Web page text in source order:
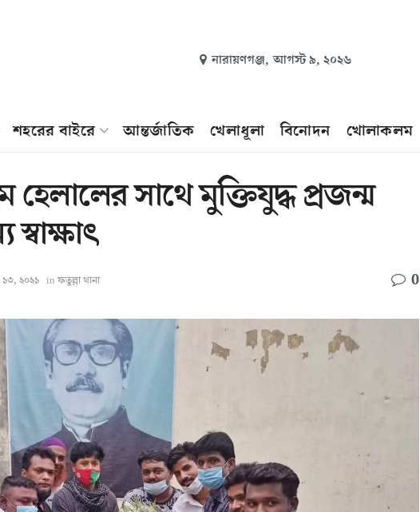
নারায়ণগঞ্জ, আগস্ট ৯, ২০২৬
শহরের বাইরে আন্তর্জাতিক খেলাধূলা বিনোদন খোলাকলম
সা‌থে মু‌ক্তিযুদ্ধ প্রজন্ম
১৩, ২০২১ in ফতুল্লা থানা 0